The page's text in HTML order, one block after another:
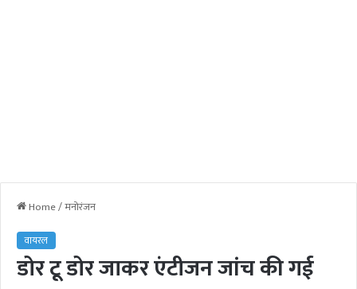
Home/मनोरंजन
वायरल
डोर टू डोर जाकर एंटीजन जांच की गई